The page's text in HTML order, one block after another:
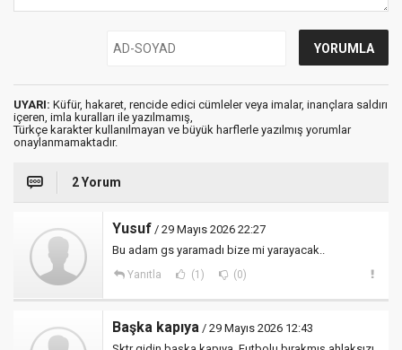
UYARI: Küfür, hakaret, rencide edici cümleler veya imalar, inançlara saldırı
içeren, imla kuralları ile yazılmamış,
Türkçe karakter kullanılmayan ve büyük harflerle yazılmış yorumlar
onaylanmamaktadır.
2 Yorum
Yusuf / 29 Mayıs 2026 22:27
Bu adam gs yaramadı bize mi yarayacak..
Yanıtla (1) (0)
Başka kapıya / 29 Mayıs 2026 12:43